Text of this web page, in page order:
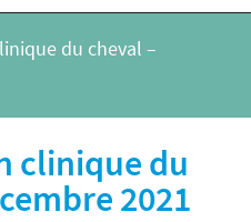
du cheval –
clinique du
2021